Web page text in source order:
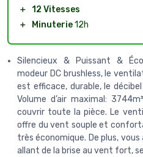
＋ 12 Vitesses
＋
Minuterie12h
Silencieux & Puissant &
modeur DC brushless, le
est efficace, durable, le
Volume d’air maximal:
couvrir toute la pièce. Le
offre du vent souple et
très économique. De plus,
allant de la brise au vent fort,